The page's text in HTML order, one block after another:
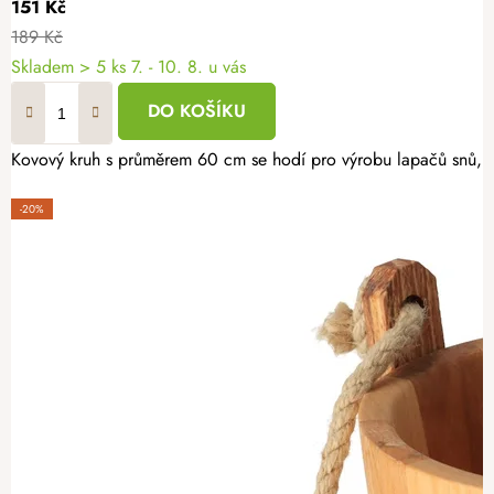
151 Kč
189 Kč
Skladem > 5 ks 7. - 10. 8. u vás
DO KOŠÍKU
Kovový kruh s průměrem 60 cm se hodí pro výrobu lapačů
-20%